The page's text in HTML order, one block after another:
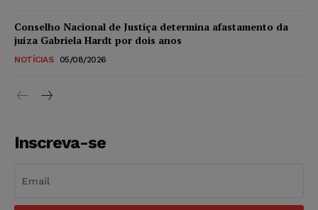
Conselho Nacional de Justiça determina afastamento da
juíza Gabriela Hardt por dois anos
NOTÍCIAS 05/08/2026
Inscreva-se